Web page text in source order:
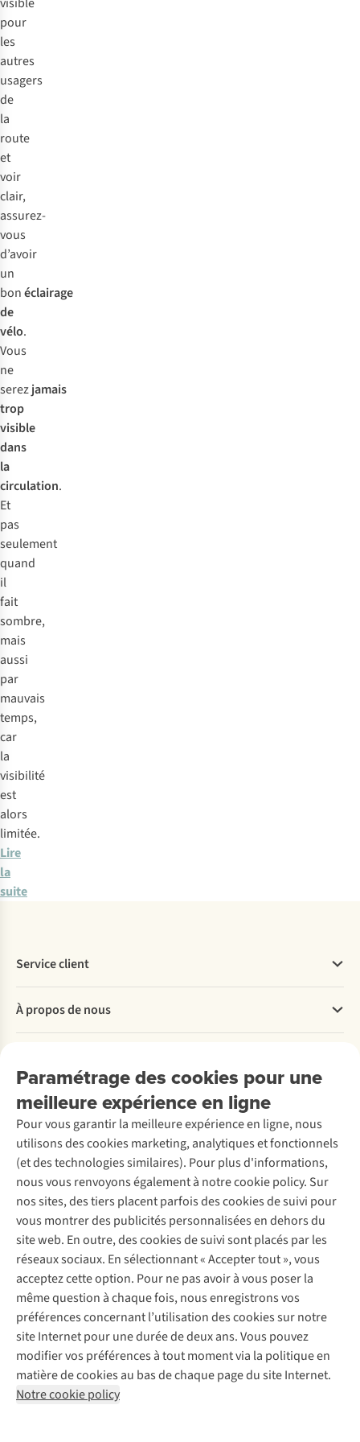
pour
les
autres
usagers
de
la
route
et
voir
clair,
assurez-
vous
d’avoir
un
bonéclairage
de
vélo.
Vous
ne
serezjamais
trop
visible
dans
la
circulation.
Et
pas
seulement
quand
il
fait
sombre,
mais
aussi
par
mauvais
temps,
car
la
visibilité
est
alors
limitée.
Lire
la
suite
Paramétrage des cookies pour une
meilleure expérience en ligne
Pour vous garantir la meilleure expérience en ligne, nous
utilisons des cookies marketing, analytiques et fonctionnels
(et des technologies similaires). Pour plus d'informations,
nous vous renvoyons également à notre cookie policy. Sur
nos sites, des tiers placent parfois des cookies de suivi pour
vous montrer des publicités personnalisées en dehors du
site web. En outre, des cookies de suivi sont placés par les
réseaux sociaux. En sélectionnant « Accepter tout », vous
acceptez cette option. Pour ne pas avoir à vous poser la
même question à chaque fois, nous enregistrons vos
préférences concernant l’utilisation des cookies sur notre
site Internet pour une durée de deux ans. Vous pouvez
modifier vos préférences à tout moment via la politique en
matière de cookies au bas de chaque page du site Internet.
Notre cookie policy
Service client
Commander
Payer
Retourner
Rétractation d'une commande
Entretien & réparations
Garantie
Contactez-nous
À propos de nous
Entreprise responsable
À propos d’Ayacucho
Nos magasins
À propos d’A.S.Adventure
Déclaration d'accessibilité
Location / Location sports d’hiver
Seconde-main
Entretien de ski
Service de lavage
Entretien de chaussures
Réparation de chaussures
Réparation de vêtements
Retouches
Pour les entreprises
Découvrez
A.S.Magazine
Explore Camp
Gear Check
Expertise & conseils
Abonnez-vous à la newsletter
Suivez-nous
Mentions légales
Politique de confidentialité
Conditions générales
Cookie Policy